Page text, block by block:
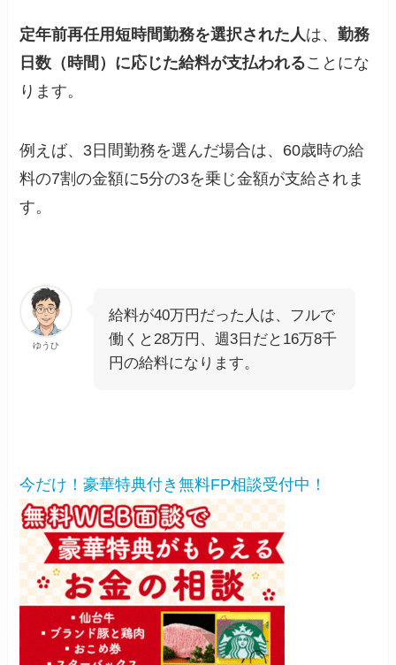
定年前再任用短時間勤務を選択された人 は、勤務
日数（時間）に応じた給料が支払われることにな
ります。
例えば、3日間勤務を選んだ場合は、60歳時の給
料の7割の金額に5分の3を乗じ金額が支給されま
す。
ゆうひ
給料が40万円だった人は、フルで
働くと28万円、週3日だと16万8千
円の給料になります。
今だけ！豪華特典付き無料FP相談受付中！